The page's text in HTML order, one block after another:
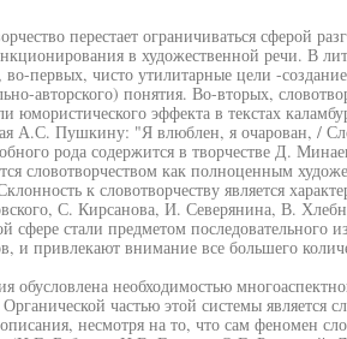
перестает ограничиваться сферой
в художественной речи. В
во-первых, чисто утилитарные цели -
авторского) понятия. Во-вторых,
юмористического эффекта в текстах
А.С. Пушкину: "Я влюблен, я очарован, /
рода содержится в творчестве Д.
словотворчеством как полноценным
к словотворчеству является
С. Кирсанова, И. Северянина, В.
сфере стали предметом последовательного
и привлекают внимание все большего
обусловлена необходимостью
частью этой системы является
несмотря на то, что сам феномен